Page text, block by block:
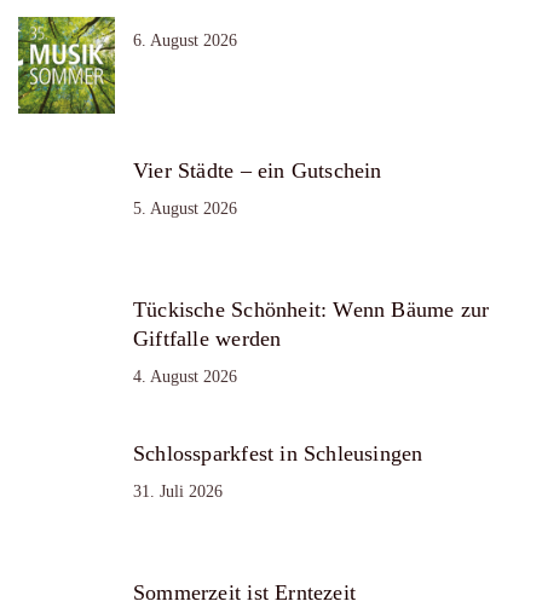
6. August 2026
Vier Städte – ein Gutschein
5. August 2026
Tückische Schönheit: Wenn Bäume zur
Giftfalle werden
4. August 2026
Schlossparkfest in Schleusingen
31. Juli 2026
Sommerzeit ist Erntezeit